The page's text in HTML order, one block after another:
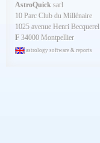
AstroQuick sarl
10 Parc Club du Millénaire
1025 avenue Henri Becquerel
F 34000 Montpellier
astrology software & reports